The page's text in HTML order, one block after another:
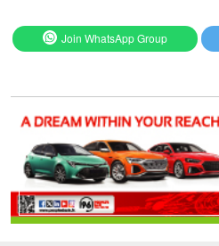
Join WhatsApp Group